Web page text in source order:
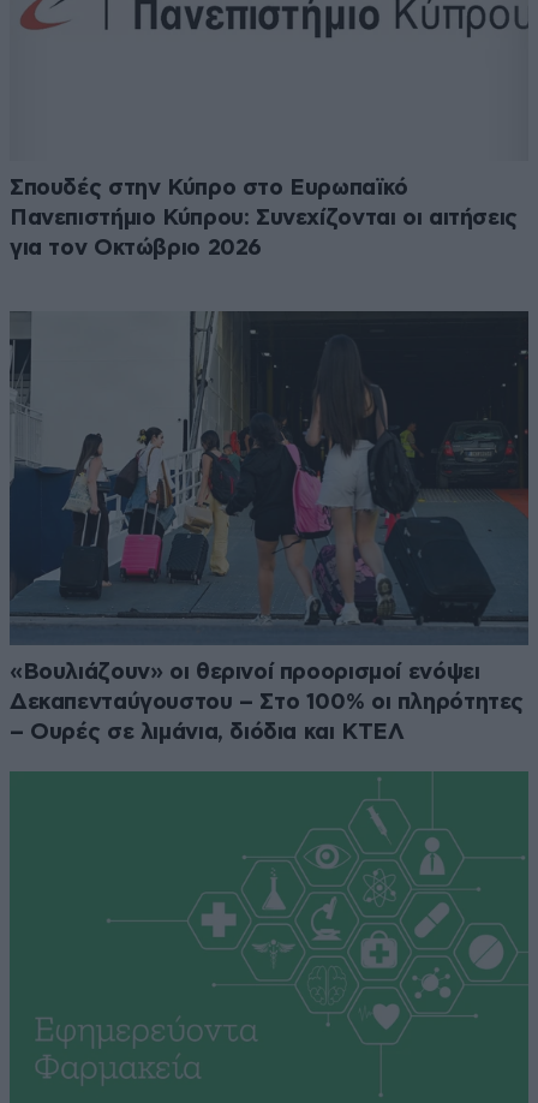
Σπουδές στην Κύπρο στο Ευρωπαϊκό
Πανεπιστήμιο Κύπρου: Συνεχίζονται οι αιτήσεις
για τον Οκτώβριο 2026
«Βουλιάζουν» οι θερινοί προορισμοί ενόψει
Δεκαπενταύγουστου – Στο 100% οι πληρότητες
– Ουρές σε λιμάνια, διόδια και ΚΤΕΛ